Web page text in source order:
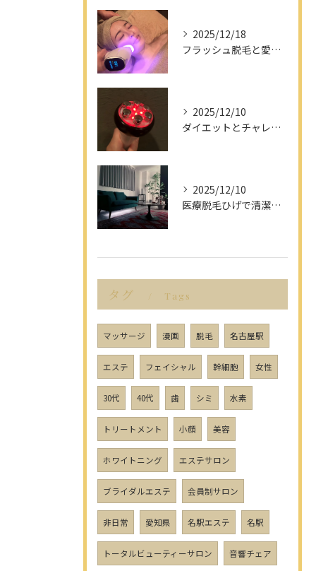
2025/12/18
フラッシュ脱毛と愛知県名古屋市の最新脱毛事情で理想の美肌を目指す方法
2025/12/10
ダイエットとチャレンジを愛知県名古屋市で楽しみながら成功させるポイント解説
2025/12/10
医療脱毛ひげで清潔感アップを目指す男性へ愛知県名古屋市のヒゲ脱毛で選ぶべきポイント
タグ Tags
マッサージ 漫画 脱毛 名古屋駅
エステ フェイシャル 幹細胞 女性
30代 40代 歯 シミ 水素
トリートメント 小顔 美容
ホワイトニング エステサロン
ブライダルエステ 会員制サロン
非日常 愛知県 名駅エステ 名駅
トータルビューティーサロン 音響チェア